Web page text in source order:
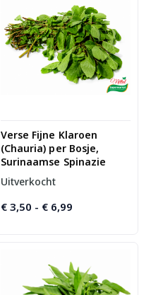
Verse Fijne Klaroen
(Chauria) per Bosje,
Surinaamse Spinazie
Uitverkocht
€3,50 - €6,99Prijsklasse: